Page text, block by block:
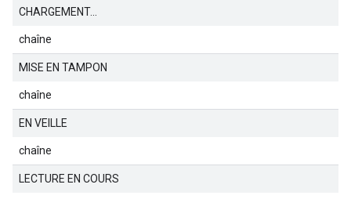
CHARGEMENT...
chaîne
MISE EN TAMPON
chaîne
EN VEILLE
chaîne
LECTURE EN COURS